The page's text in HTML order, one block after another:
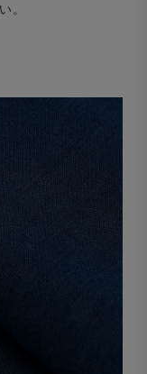
。